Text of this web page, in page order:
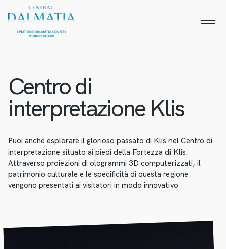
Centro di
interpretazione Klis
Puoi anche esplorare il glorioso passato di Klis nel Centro di
interpretazione situato ai piedi della Fortezza di Klis.
Attraverso proiezioni di ologrammi 3D computerizzati, il
patrimonio culturale e le specificità di questa regione
vengono presentati ai visitatori in modo innovativo